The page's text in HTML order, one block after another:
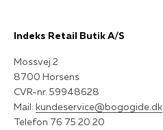
Indeks Retail Butik A/S
Mossvej 2
8700 Horsens
CVR-nr. 59948628
Mail: kundeservice@bogogide.dk
Telefon 76 75 20 20